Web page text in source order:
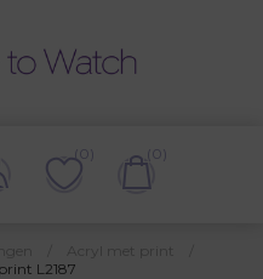
(0) (0)
L2187